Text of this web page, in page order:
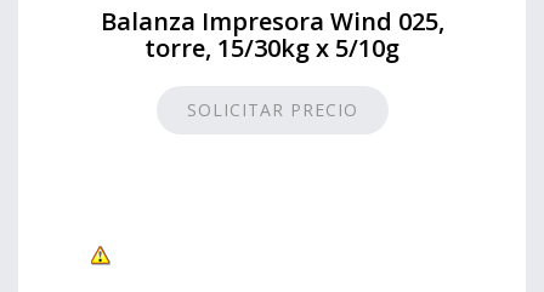
Balanza Impresora Wind 025,
torre, 15/30kg x 5/10g
SOLICITAR PRECIO